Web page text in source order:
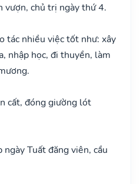
vượn, chủ trị ngày thứ 4.
tác nhiều việc tốt như: xây
nhập học, đi thuyền, làm
cất, đóng giường lót
ngày Tuất đăng viên, cầu